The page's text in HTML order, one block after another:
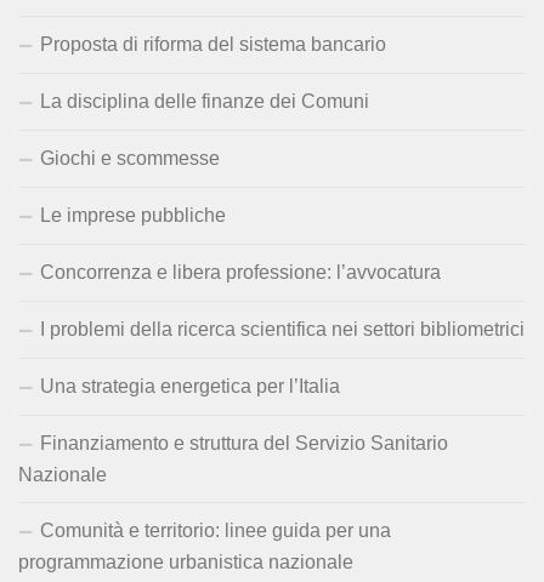
Proposta di riforma del sistema bancario
La disciplina delle finanze dei Comuni
Giochi e scommesse
Le imprese pubbliche
Concorrenza e libera professione: l’avvocatura
I problemi della ricerca scientifica nei settori bibliometrici
Una strategia energetica per l’Italia
Finanziamento e struttura del Servizio Sanitario
Nazionale
Comunità e territorio: linee guida per una
programmazione urbanistica nazionale